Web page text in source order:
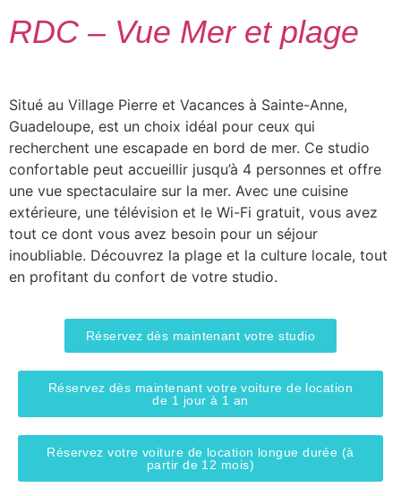
RDC – Vue Mer et plage
Situé au Village Pierre et Vacances à Sainte-Anne,
Guadeloupe, est un choix idéal pour ceux qui
recherchent une escapade en bord de mer. Ce studio
confortable peut accueillir jusqu’à 4 personnes et offre
une vue spectaculaire sur la mer. Avec une cuisine
extérieure, une télévision et le Wi-Fi gratuit, vous avez
tout ce dont vous avez besoin pour un séjour
inoubliable. Découvrez la plage et la culture locale, tout
en profitant du confort de votre studio.
Réservez dès maintenant votre studio
Réservez dès maintenant votre voiture de location
de 1 jour à 1 an
Réservez votre voiture de location longue durée (à
partir de 12 mois)